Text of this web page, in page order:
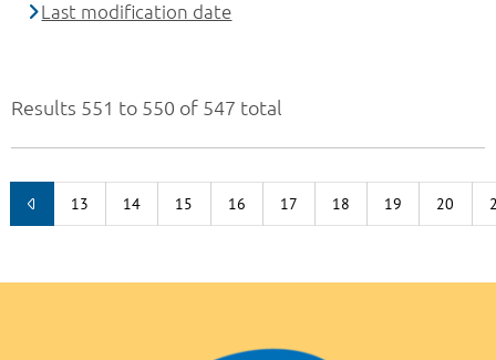
Results 551 to 550 of 547 total
13 14 15 16 17 18 19 20
Last modification date